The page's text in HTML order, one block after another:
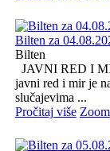
Bilten za
Bilten
JAVNI RED I
javni red i mir je
slučajevima ...
Pročitaj više Zoom